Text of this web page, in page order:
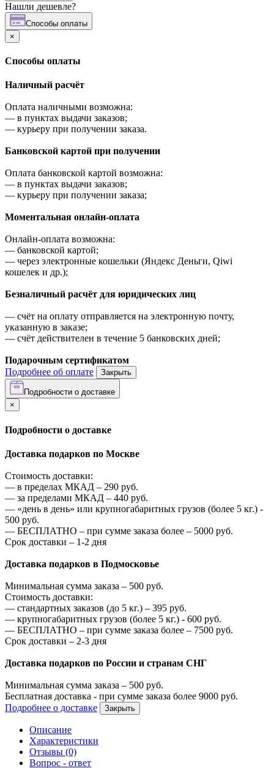
Нашли дешевле?
Cпособы оплаты
×
Cпособы оплаты
Наличный расчёт
Оплата наличными возможна:
— в пунктах выдачи заказов;
— курьеру при получении заказа.
Банковской картой при получении
Оплата банковской картой возможна:
— в пунктах выдачи заказов;
— курьеру при получении заказа;
Моментальная онлайн-оплата
Онлайн-оплата возможна:
— банковской картой;
— через электронные кошельки (Яндекс Деньги, Qiwi
кошелек и др.);
Безналичный расчёт для юридических лиц
— счёт на оплату отправляется на электронную почту,
указанную в заказе;
— счёт действителен в течение 5 банковских дней;
Подарочным сертификатом
Подробнее об оплате
Закрыть
Подробности о доставке
×
Подробности о доставке
Доставка подарков по Москве
Стоимость доставки:
— в пределах МКАД – 290 руб.
— за пределами МКАД – 440 руб.
— «день в день» или крупногабаритных грузов (более 5 кг.) -
500 руб.
— БЕСПЛАТНО – при сумме заказа более – 5000 руб.
Срок доставки – 1-2 дня
Доставка подарков в Подмосковье
Минимальная сумма заказа – 500 руб.
Стоимость доставки:
— стандартных заказов (до 5 кг.) – 395 руб.
— крупногабаритных грузов (более 5 кг.) - 600 руб.
— БЕСПЛАТНО – при сумме заказа более – 7500 руб.
Срок доставки – 2-3 дня
Доставка подарков по России и странам СНГ
Минимальная сумма заказа – 500 руб.
Бесплатная доставка - при сумме заказа более 9000 руб.
Подробнее о доставке
Закрыть
Описание
Характеристики
Отзывы (0)
Вопрос - ответ